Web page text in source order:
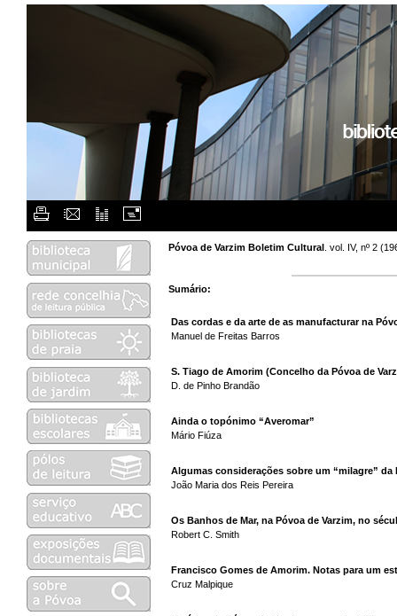
Póvoa de Varzim Boletim Cultural . vol. IV, nº 2
Sumário:
Das cordas e da arte de as manufacturar na
Manuel de Freitas Barros
S. Tiago de Amorim (Concelho da Póvoa de
D. de Pinho Brandão
Ainda o topónimo “Averomar”
Mário Fiúza
Algumas considerações sobre um “milagre” da
João Maria dos Reis Pereira
Os Banhos de Mar, na Póvoa de Varzim, no
Robert C. Smith
Francisco Gomes de Amorim. Notas para um
Cruz Malpique